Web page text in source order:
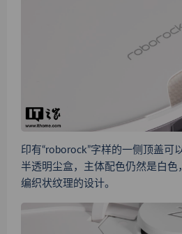
印有“roborock”字样的一侧顶盖可
半透明尘盒，主体配色仍然是白色
编织状纹理的设计。